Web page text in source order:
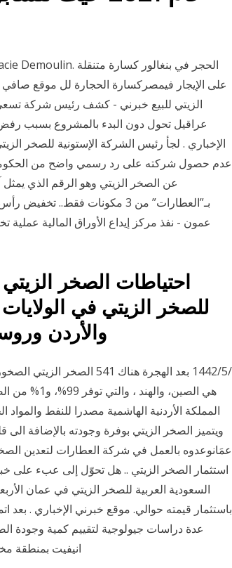
الزيتي للبيع خبرني - كشف رئيس شركة تسعى
عراقيل تحول دون البدء بالمشروع بسبب
الإخباري . لجأ رئيس الشركة الإستونية للصخر
عدم حصول شركته على رد رسمي واضح من الحكومة
عن الصخر الزيتي وهو الرقم الذي
بـ”العطارات” من 3 مكونات
احتياطات الصخر
للصخر الزيتي في الولايات
هي الصين،
المملكة الأردنية الهاشمية مصدرا للنفط والمواد
ويتميز الصخر الزيتي بوفرة وجودته بالإضافة
السعودية العربية للصخر الزيتي في عمان
باستثمار قيمته حوالي. موقع خبرني الإخباري . بعد
عدة دراسات جيولوجية لتقييم كمية وجودة
انيفيت بمنطقة